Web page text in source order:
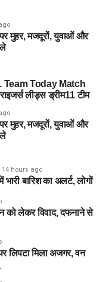
मुहर, मजदूरों, युवाओं और
Team Today Match
लीड्स ड्रीम11 टीम
मुहर, मजदूरों, युवाओं और
14 hours ago
बारिश का अलर्ट, लोगों
को लेकर विवाद, दफनाने से
लिपटा मिला अजगर, वन